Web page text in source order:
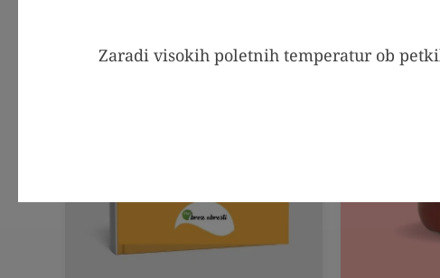
Zaradi visokih poletnih temperatur ob